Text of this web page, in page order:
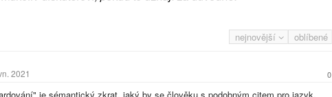
nejnovější oblíbené
2021 0